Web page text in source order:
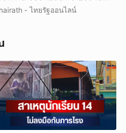
วิ!
- ไทยรัฐออนไลน์